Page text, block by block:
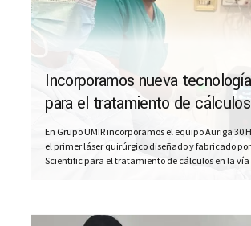
Incorporamos nueva
para el tratamiento de
urinaria
En Grupo UMIR incorporamos el equipo Auriga 30
el primer láser quirúrgico diseñado y fabricado
Scientific para el tratamiento de cálculos en la